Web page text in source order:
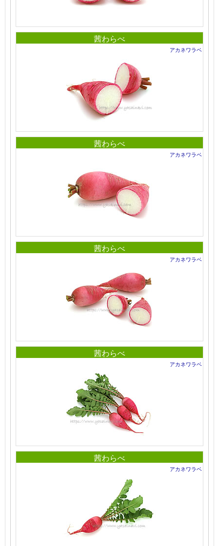
茜わらべ
アカネワラベ
茜わらべ
アカネワラベ
茜わらべ
アカネワラベ
茜わらべ
アカネワラベ
茜わらべ
アカネワラベ